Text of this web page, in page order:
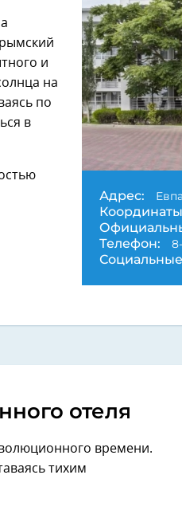
и
на
по
в
Адрес:
Телефон:
отеля
времени.
тихим